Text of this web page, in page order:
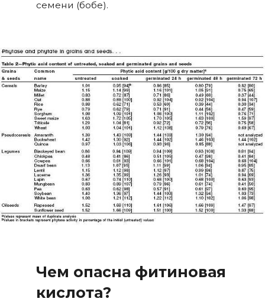
семени (бобе).
Чем опасна фитиновая
кислота?